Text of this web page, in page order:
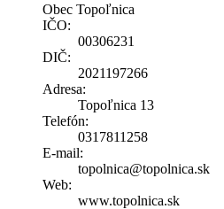
Obec Topoľnica
IČO:
00306231
DIČ:
2021197266
Adresa:
Topoľnica 13
Telefón:
0317811258
E-mail:
topolnica@topolnica.sk
Web:
www.topolnica.sk